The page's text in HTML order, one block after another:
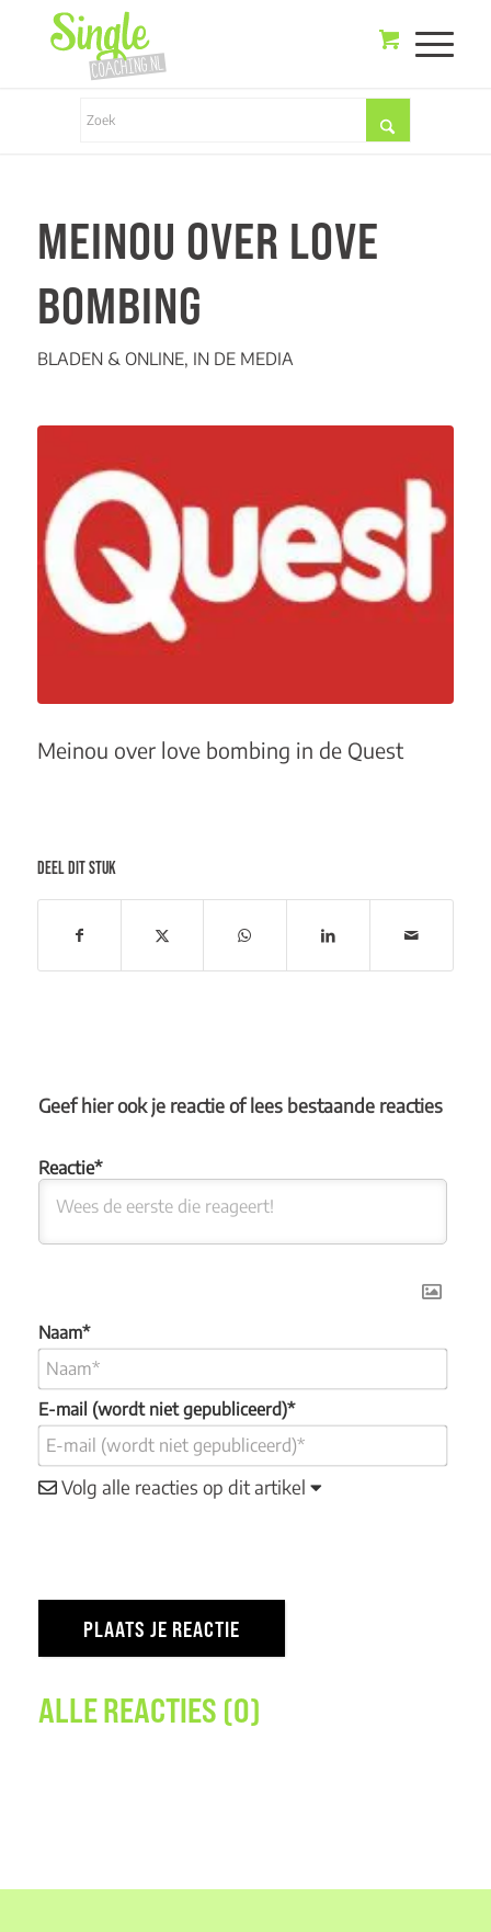
MEINOU OVER LOVE
BOMBING
BLADEN & ONLINE, IN DE MEDIA
Meinou over love bombing in de Quest
DEEL DIT STUK
Geef hier ook je reactie of lees bestaande reacties
Naam*
E-mail (wordt niet gepubliceerd)*
Volg alle reacties op dit artikel
ALLE REACTIES (0)